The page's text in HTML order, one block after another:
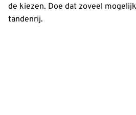
de kiezen. Doe dat zoveel
tandenrij.